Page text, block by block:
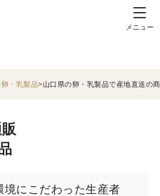
メニュー
卵・乳製品 山口県の卵・乳製品で産地直送の
にこだわった生産者